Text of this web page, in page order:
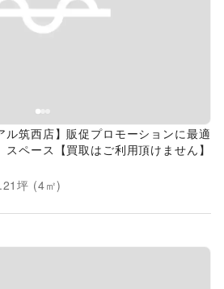
ル筑西店】販促プロモーションに最適
ペース【買取はご利用頂けません】
坪 (4㎡)